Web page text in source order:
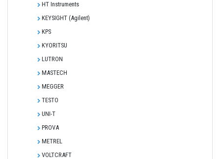
HT Instruments
KEYSIGHT (Agilent)
KPS
KYORITSU
LUTRON
MASTECH
MEGGER
TESTO
UNI-T
PROVA
METREL
VOLTCRAFT